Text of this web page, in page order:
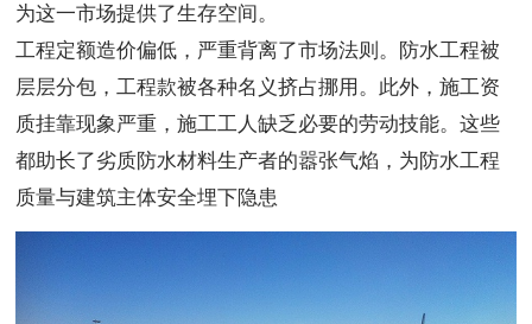
为这一市场提供了生存空间。
工程定额造价偏低，严重背离了市场法则。防水工程被
层层分包，工程款被各种名义挤占挪用。此外，施工资
质挂靠现象严重，施工工人缺乏必要的劳动技能。这些
都助长了劣质防水材料生产者的嚣张气焰，为防水工程
质量与建筑主体安全埋下隐患